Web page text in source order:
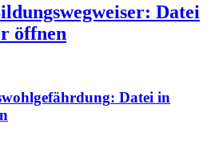
: Datei
öffnen
: Datei in